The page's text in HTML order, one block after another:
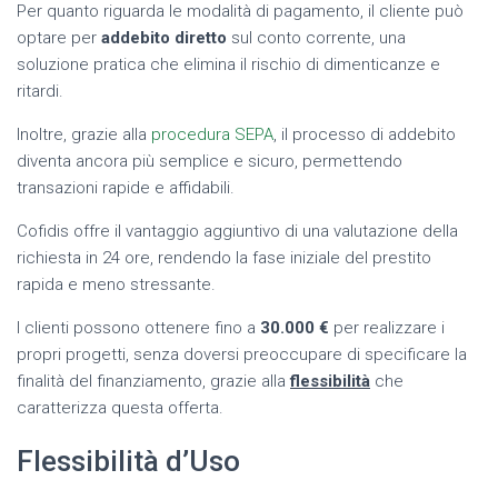
Per quanto riguarda le modalità di pagamento, il cliente può
optare per addebito diretto sul conto corrente, una
soluzione pratica che elimina il rischio di dimenticanze e
ritardi.
Inoltre, grazie alla procedura SEPA, il processo di addebito
diventa ancora più semplice e sicuro, permettendo
transazioni rapide e affidabili.
Cofidis offre il vantaggio aggiuntivo di una valutazione della
richiesta in 24 ore, rendendo la fase iniziale del prestito
rapida e meno stressante.
I clienti possono ottenere fino a 30.000 € per realizzare i
propri progetti, senza doversi preoccupare di specificare la
finalità del finanziamento, grazie allaflessibilità che
caratterizza questa offerta.
Flessibilità d’Uso